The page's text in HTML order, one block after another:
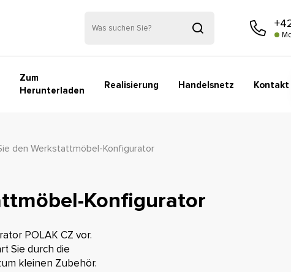
Zum
Herunterladen
Realisierung Handelsnetz Kontakt
den Werkstattmöbel-Konfigurator
Konfigurator
POLAK CZ vor.
Sie durch die
kleinen Zubehör.